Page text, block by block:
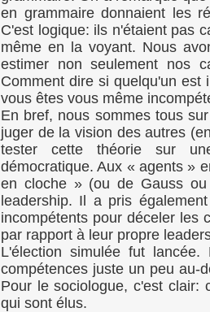
en grammaire donnaient les
C'est logique: ils n'étaient pas
même en la voyant. Nous
estimer non seulement nos
Comment dire si quelqu'un est
vous êtes vous même
En bref, nous sommes tous
juger de la vision des autres
tester cette théorie sur
démocratique. Aux « agents »
en cloche » (ou de Gauss
leadership. Il a pris
incompétents pour déceler les
par rapport à leur propre
L'élection simulée fut
compétences juste un peu au-
Pour le sociologue, c'est clair:
qui sont élus.